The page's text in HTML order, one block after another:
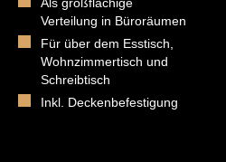
Verteilung in Büroräumen
Für über dem Esstisch,
Wohnzimmertisch und
Schreibtisch
Inkl. Deckenbefestigung